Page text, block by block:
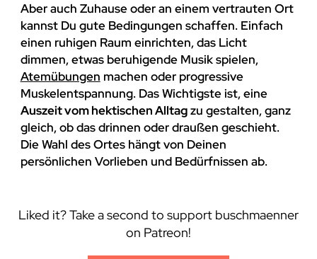
Aber auch Zuhause oder an einem vertrauten Ort
kannst Du gute Bedingungen schaffen. Einfach
einen ruhigen Raum einrichten, das Licht
dimmen, etwas beruhigende Musik spielen,
Atemübungen machen oder progressive
Muskelentspannung. Das Wichtigste ist, eine
Auszeit vom hektischen Alltagzu gestalten, ganz
gleich, ob das drinnen oder draußen geschieht.
Die Wahl des Ortes hängt von Deinen
persönlichen Vorlieben und Bedürfnissen ab.
Liked it? Take a second to support buschmaenner
on Patreon!